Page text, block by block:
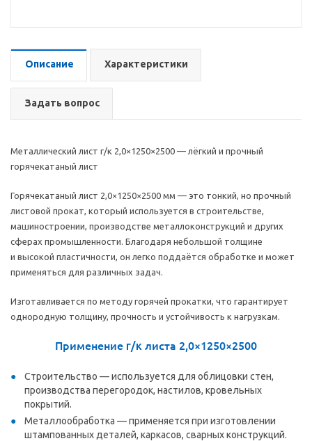
Описание Характеристики
Задать вопрос
Металлический лист г/к 2,0×1250×2500 — лёгкий и прочный
горячекатаный лист
Горячекатаный лист 2,0×1250×2500 мм — это тонкий, но прочный
листовой прокат, который используется в строительстве,
машиностроении, производстве металлоконструкций и других
сферах промышленности. Благодаря небольшой толщине
и высокой пластичности, он легко поддаётся обработке и может
применяться для различных задач.
Изготавливается по методу горячей прокатки, что гарантирует
однородную толщину, прочность и устойчивость к нагрузкам.
Применение г/к листа 2,0×1250×2500
Строительство — используется для облицовки стен,
производства перегородок, настилов, кровельных
покрытий.
Металлообработка — применяется при изготовлении
штампованных деталей, каркасов, сварных конструкций.